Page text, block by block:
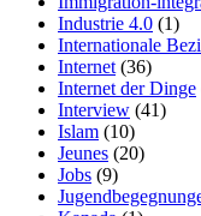
Industrie 4.0 (1)
Internationale
Internet (36)
Internet der Dinge
Interview (41)
Islam (10)
Jeunes (20)
Jobs (9)